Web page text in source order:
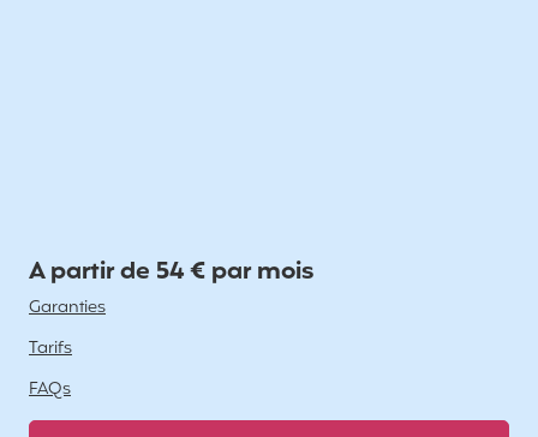
A partir de 54 € par mois
Garanties
Tarifs
FAQs